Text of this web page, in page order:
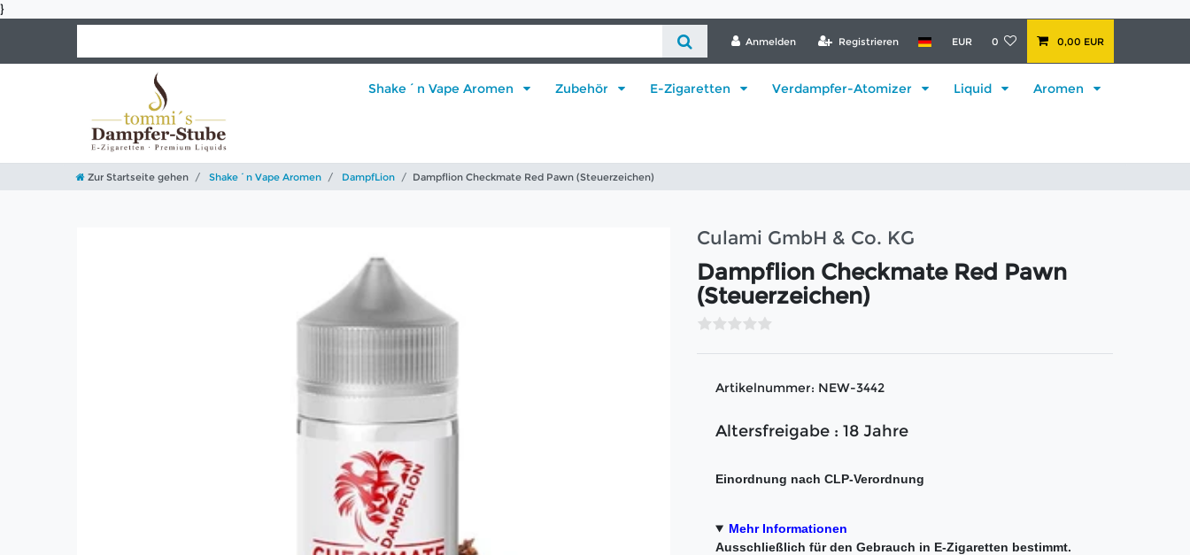
}
Anmelden Registrieren EUR 0 0,00 EUR
Shake´n Vape Aromen Zubehör E-Zigaretten Verdampfer-Atomizer Liquid Aromen
Zur Startseite gehen Shake´n Vape Aromen DampfLion Dampflion Checkmate Red Pawn (Steuerzeichen)
Culami GmbH & Co. KG
Dampflion Checkmate Red Pawn
(Steuerzeichen)
Artikelnummer: NEW-3442
Altersfreigabe : 18 Jahre
Einordnung nach CLP-Verordnung
Mehr Informationen
Ausschließlich für den Gebrauch in E-Zigaretten bestimmt.